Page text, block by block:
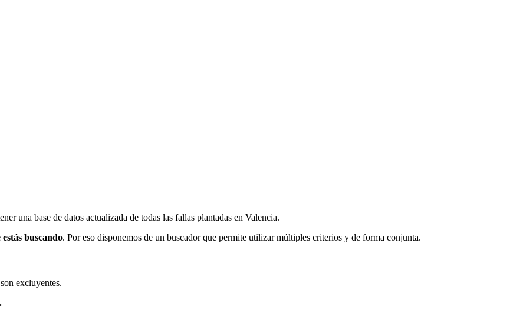
una base de datos actualizada de todas las fallas plantadas en Valencia.
buscando. Por eso disponemos de un buscador que permite utilizar múltiples criterios y de forma conjunta.
excluyentes.